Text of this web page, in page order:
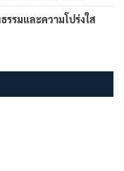
รรมและความโปร่งใส